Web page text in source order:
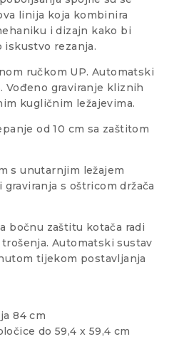
linija koja kombinira
i dizajn kako bi
rezanja.
ručkom UP. Automatski
Vođeno graviranje kliznih
kugličnim ležajevima.
od 10 cm sa zaštitom
s unutarnjim ležajem
s oštricom držača
bočnu zaštitu kotača radi
Automatski sustav
tijekom postavljanja
84 cm
do 59,4 x 59,4 cm